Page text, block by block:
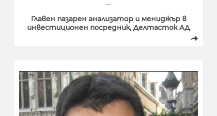

Главен пазарен анализатор и мениджър в
инвестиционен посредник, Делтасток АД